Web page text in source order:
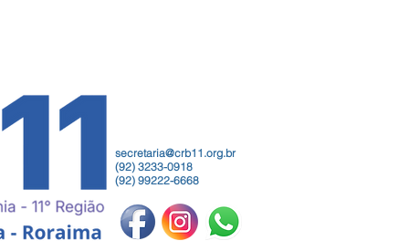
secretaria@crb11.org.br
(92) 3233-0918
(92) 99222-6668